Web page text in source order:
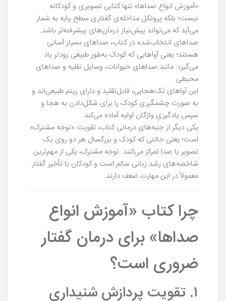
«آموزش انواع صداها» تنها کتابی تصویری و کودکانه
نیست؛ بلکه پروتکل مداخله‌ی گفتاری سطح پایه به شمار
می‌آید که می‌تواند پیش‌نیاز درمان‌های پیشرفته‌تر باشد.
صداهای انتخاب‌شده در کتاب، صداهای بسیار آسانی
هستند؛ یعنی آواهایی که کودک به‌طور طبیعی زودتر یاد
می‌گیرد: مانند صداهای حیوانات، وسایل نقلیه و صداهای
محیطی.
این آواهای تک‌هجایی، قابل‌تقلید و دارای ریتم طبیعی‌اند و
به صورت چشمگیری کودک را برای شکل‌دادن به هجا و
سپس یادگیریِ واژگان اولیه آماده می‌کند.
یکی دیگر از جنبه‌های درمانی کتاب، تقویت «توجه مشترک»
است؛ یعنی حالتی که کودک و بزرگسال هر دو روی یک
تصویر یا صدا تمرکز می‌کنند. توجه مشترک، یکی از مهم‌ترین
شاخصه‌های رشد زبانی سالم است و کودکان با تأخیر گفتار
معمولاً در این مهارت ضعف دارند.
چرا کتاب «آموزش انواع
صداها» برای درمان گفتار
ضروری است؟
۱. تقویت پردازش شنیداری